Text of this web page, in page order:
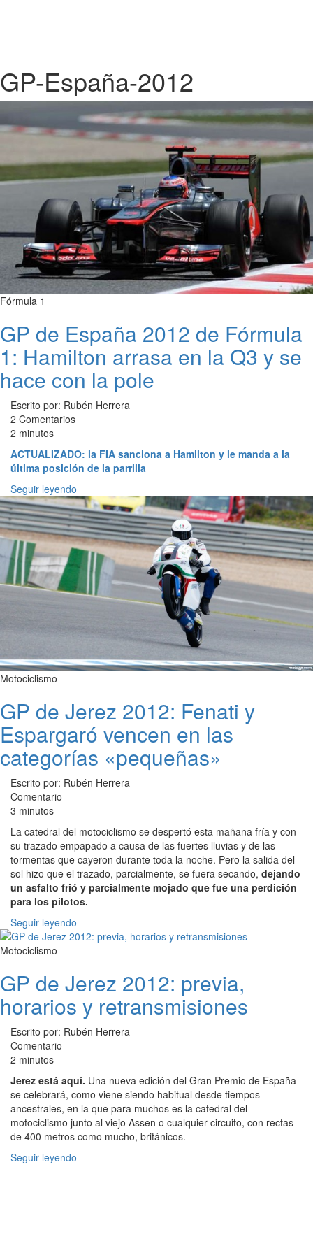
GP-España-2012
Fórmula 1
GP de España 2012 de Fórmula
1: Hamilton arrasa en la Q3 y se
hace con la pole
Escrito por: Rubén Herrera
2 Comentarios
2 minutos
ACTUALIZADO: la FIA sanciona a Hamilton y le manda a la
última posición de la parrilla
Seguir leyendo
Motociclismo
GP de Jerez 2012: Fenati y
Espargaró vencen en las
categorías «pequeñas»
Escrito por: Rubén Herrera
Comentario
3 minutos
La catedral del motociclismo se despertó esta mañana fría y con
su trazado empapado a causa de las fuertes lluvias y de las
tormentas que cayeron durante toda la noche. Pero la salida del
sol hizo que el trazado, parcialmente, se fuera secando, dejando
un asfalto frió y parcialmente mojado que fue una perdición
para los pilotos.
Seguir leyendo
Motociclismo
GP de Jerez 2012: previa,
horarios y retransmisiones
Escrito por: Rubén Herrera
Comentario
2 minutos
Jerez está aquí. Una nueva edición del Gran Premio de España
se celebrará, como viene siendo habitual desde tiempos
ancestrales, en la que para muchos es la catedral del
motociclismo junto al viejo Assen o cualquier circuito, con rectas
de 400 metros como mucho, británicos.
Seguir leyendo